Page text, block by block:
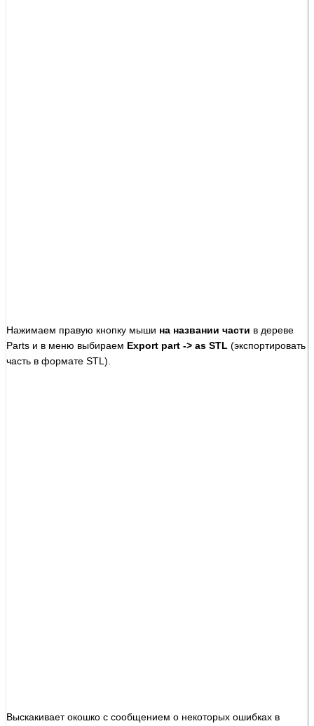
Нажимаем правую кнопку мыши на названии части в дереве
Parts и в меню выбираем Export part -> as STL (экспортировать
часть в формате STL).
Выскакивает окошко с сообщением о некоторых ошибках в